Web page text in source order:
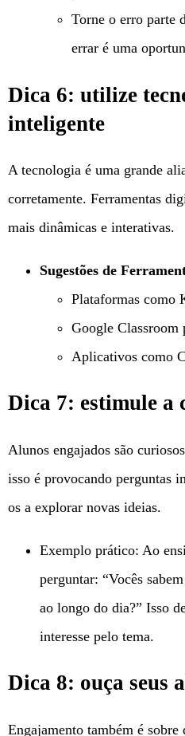
Torne o erro parte
errar é uma
Dica 6: utilize
inteligente
A tecnologia é uma grande
corretamente. Ferramentas
mais dinâmicas e interativas.
Sugestões de
Plataformas como
Google Classroom
Aplicativos como
Dica 7: estimule a
Alunos engajados são
isso é provocando perguntas
os a explorar novas ideias.
Exemplo prático: Ao
perguntar: “Vocês
ao longo do dia?” Isso
interesse pelo tema.
Dica 8: ouça seus
Engajamento também é sobre